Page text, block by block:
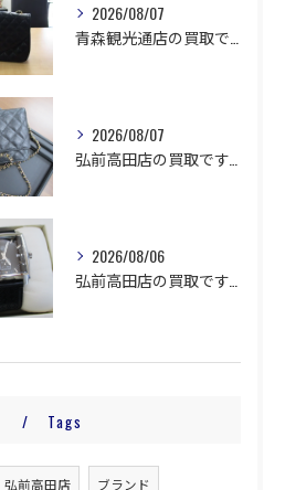
2026/08/07
2026/08/07
2026/08/06
Tags
弘前高田店 ブランド